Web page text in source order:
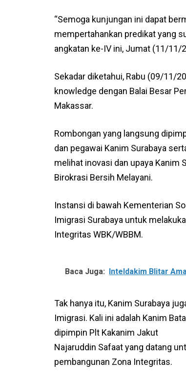
“Semoga kunjungan ini dapat
mempertahankan predikat yang
angkatan ke-IV ini, Jumat (11/11/
Sekadar diketahui, Rabu (09/11/
knowledge dengan Balai Besar
Makassar.
Rombongan yang langsung
dan pegawai Kanim Surabaya
melihat inovasi dan upaya Kanim
Birokrasi Bersih Melayani.
Instansi di bawah Kementerian
Imigrasi Surabaya untuk
Integritas WBK/WBBM.
Baca Juga: Inteldakim Blitar
Tak hanya itu, Kanim Surabaya
Imigrasi. Kali ini adalah Kanim
dipimpin Plt Kakanim Jakut
Najaruddin Safaat yang datang
pembangunan Zona Integritas.